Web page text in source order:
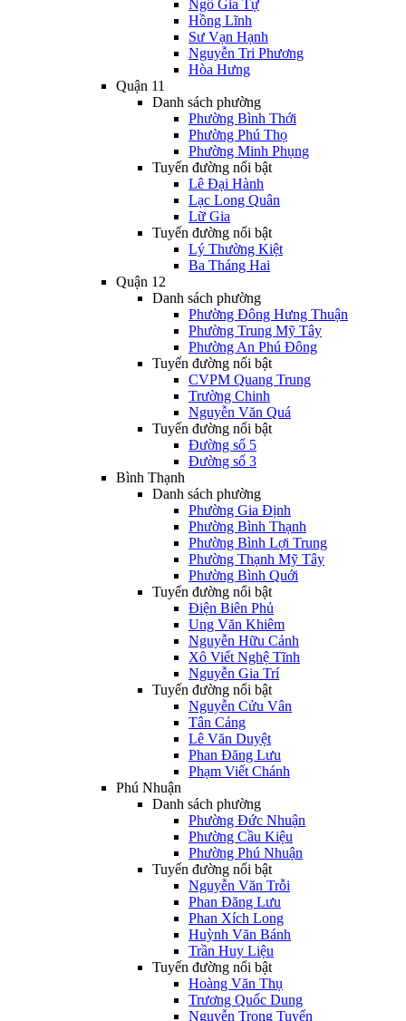
Ngô Gia Tự
Hồng Lĩnh
Sư Vạn Hạnh
Nguyễn Tri Phương
Hòa Hưng
Quận 11
Danh sách phường
Phường Bình Thới
Phường Phú Thọ
Phường Minh Phụng
Tuyến đường nổi bật
Lê Đại Hành
Lạc Long Quân
Lữ Gia
Tuyến đường nổi bật
Lý Thường Kiệt
Ba Tháng Hai
Quận 12
Danh sách phường
Phường Đông Hưng Thuận
Phường Trung Mỹ Tây
Phường An Phú Đông
Tuyến đường nổi bật
CVPM Quang Trung
Trường Chinh
Nguyễn Văn Quá
Tuyến đường nổi bật
Đường số 5
Đường số 3
Bình Thạnh
Danh sách phường
Phường Gia Định
Phường Bình Thạnh
Phường Bình Lợi Trung
Phường Thạnh Mỹ Tây
Phường Bình Quới
Tuyến đường nổi bật
Điện Biên Phủ
Ung Văn Khiêm
Nguyễn Hữu Cảnh
Xô Viết Nghệ Tĩnh
Nguyễn Gia Trí
Tuyến đường nổi bật
Nguyễn Cửu Vân
Tân Cảng
Lê Văn Duyệt
Phan Đăng Lưu
Phạm Viết Chánh
Phú Nhuận
Danh sách phường
Phường Đức Nhuận
Phường Cầu Kiệu
Phường Phú Nhuận
Tuyến đường nổi bật
Nguyễn Văn Trỗi
Phan Đăng Lưu
Phan Xích Long
Huỳnh Văn Bánh
Trần Huy Liệu
Tuyến đường nổi bật
Hoàng Văn Thụ
Trương Quốc Dung
Nguyễn Trọng Tuyển